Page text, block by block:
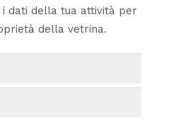
dati della tua attività per
della vetrina.